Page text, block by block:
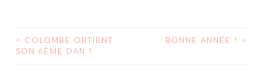
<
COLOMBE OBTIENT
SON 6ÈME DAN !
BONNE ANNÉE ! >